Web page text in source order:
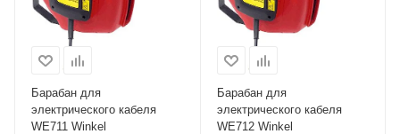
Барабан для
электрического кабеля
WE711 Winkel
Барабан для
электрического кабеля
WE712 Winkel